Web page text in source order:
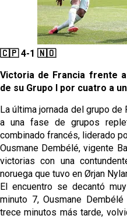
Celta y Rayo agitan el
Previa | El Sevilla FC
El Sevilla pone sus ojos
🇨🇵 4-1 🇳🇴
Victoria de Francia frente
de su Grupo I por cuatro a
La última jornada del grupo
a una fase de grupos
combinado francés, liderado
Ousmane Dembélé, vigente
victorias con una
noruega que tuvo en Ørjan
El encuentro se decantó
minuto 7, Ousmane
trece minutos más tarde,